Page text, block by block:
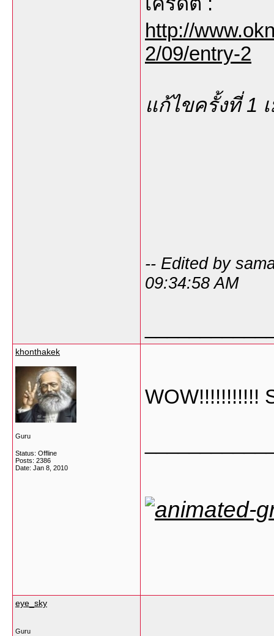
http://
2/09/entry-2
แก้ไขครั้งที่ 1
-- Edited by
09:34:58 AM
khonthakek
Guru
Status: Offline
Posts: 2386
Date: Jan 8, 2010
WOW!!!!!!!!!!!
eye_sky
Guru